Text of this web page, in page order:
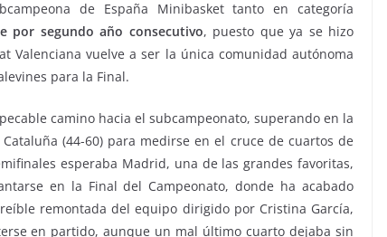
de España Minibasket tanto en categoría
por segundo año consecutivo, puesto que ya se hizo
Valenciana vuelve a ser la única comunidad autónoma
para la Final.
camino hacia el subcampeonato, superando en la
(44-60) para medirse en el cruce de cuartos de
esperaba Madrid, una de las grandes favoritas,
en la Final del Campeonato, donde ha acabado
remontada del equipo dirigido por Cristina García,
en partido, aunque un mal último cuarto dejaba sin